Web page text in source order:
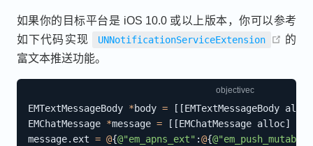
如果你的目标平台是 iOS 10.0 或以上版本，你可以参考
如下代码实现
UNNotificationServiceExtension open
的
富文本推送功能。
EMTextMessageBody *body = [ [EMTextMessageBody alloc
EMChatMessage *message = [ [EMChatMessage alloc]
message. ext = @{@"em_apns_ext" :@{